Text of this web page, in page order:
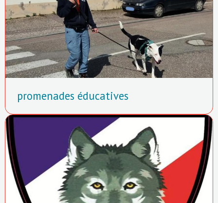
promenades éducatives